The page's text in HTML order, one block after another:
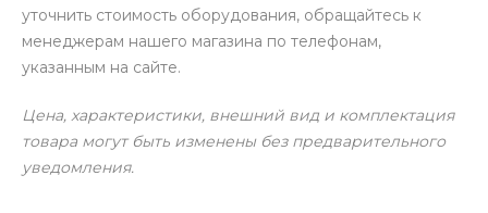
уточнить стоимость оборудования, обращайтесь к
менеджерам нашего магазина по телефонам,
указанным на сайте.
Цена, характеристики, внешний вид и комплектация
товара могут быть изменены без предварительного
уведомления.